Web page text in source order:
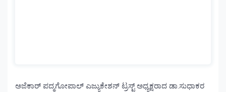
ಅಜೆಕಾರ್ ಪದ್ಮಗೋಪಾಲ್ ಎಜ್ಯುಕೇಶನ್ ಟ್ರಸ್ಟ್ ಅಧ್ಯಕ್ಷರಾದ ಡಾ.ಸುಧಾಕರ